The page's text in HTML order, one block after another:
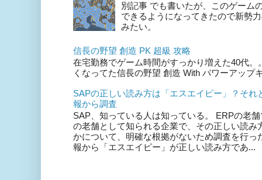
別記事 でも書いたが、このゲーム
できるようになってきたので新勢
みたい。
信長の野望 創造 PK 超級 攻略
在宅勤務でゲーム時間がすっかり増えた40代
くなってた信長の野望 創造 With パワーアップ
SAPの正しい読み方は「エスエイピー」？そ
報から調査
SAP、知っている人は知っている。 ERPの老
の老舗として知られる企業で、その正しい読
かについて、明確な根拠がないため調査を行
報から「エスエイピー」が正しい読み方であ...